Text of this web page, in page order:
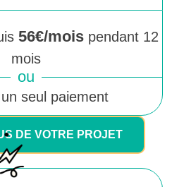
56€/mois pendant 12
mois
ou
seul paiement
DE VOTRE PROJET